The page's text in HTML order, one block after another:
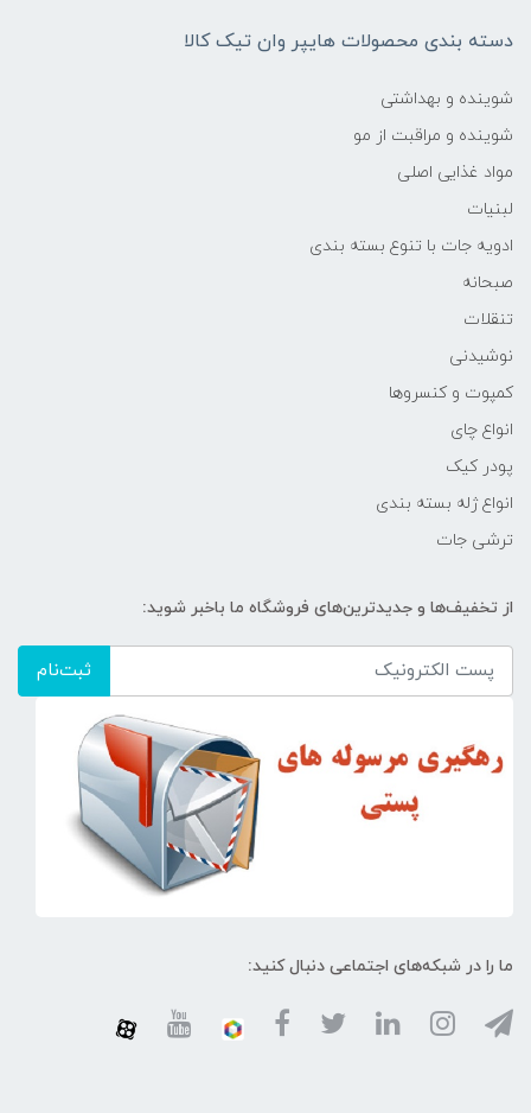
دسته بندی محصولات هایپر وان تیک کالا
شوینده و بهداشتی
شوینده و مراقبت از مو
مواد غذایی اصلی
لبنیات
ادویه جات با تنوع بسته بندی
صبحانه
تنقلات
نوشیدنی
کمپوت و کنسروها
انواع چای
پودر کیک
انواع ژله بسته بندی
ترشی جات
از تخفیف‌ها و جدیدترین‌های فروشگاه ما باخبر شوید:
ثبت‌نام
ما را در شبکه‌های اجتماعی دنبال کنید: